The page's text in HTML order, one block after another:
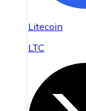
Litecoin
LTC